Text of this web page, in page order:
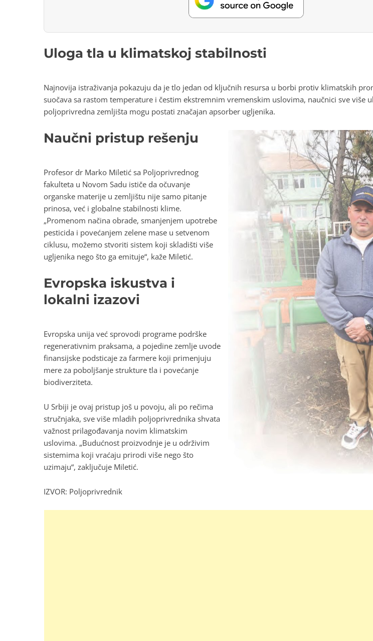
Uloga tla u klimatskoj stabilnosti
Najnovija istraživanja pokazuju da je tlo jedan od ključnih resursa u borbi protiv klimatskih
suočava sa rastom temperature i čestim ekstremnim vremenskim uslovima, naučnici sve više
poljoprivredna zemljišta mogu postati značajan apsorber ugljenika.
Naučni pristup rešenju
Profesor dr Marko Miletić sa Poljoprivrednog
fakulteta u Novom Sadu ističe da očuvanje
organske materije u zemljištu nije samo pitanje
prinosa, već i globalne stabilnosti klime.
„Promenom načina obrade, smanjenjem upotrebe
pesticida i povećanjem zelene mase u setvenom
ciklusu, možemo stvoriti sistem koji skladišti više
ugljenika nego što ga emituje“, kaže Miletić.
Evropska iskustva i
lokalni izazovi
Evropska unija već sprovodi programe podrške
regenerativnim praksama, a pojedine zemlje uvode
finansijske podsticaje za farmere koji primenjuju
mere za poboljšanje strukture tla i povećanje
biodiverziteta.
U Srbiji je ovaj pristup još u povoju, ali po rečima
stručnjaka, sve više mladih poljoprivrednika shvata
važnost prilagođavanja novim klimatskim
uslovima. „Budućnost proizvodnje je u održivim
sistemima koji vraćaju prirodi više nego što
uzimaju“, zaključuje Miletić.
IZVOR: Poljoprivrednik